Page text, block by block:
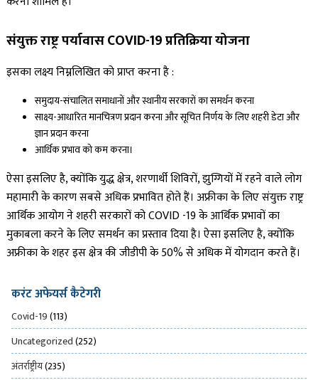
संयुक्त राष्ट्र पर्यावास COVID-19 प्रतिक्रिया योजना
इसका लक्ष्य निम्नलिखित को प्राप्त करना है :
समुदाय-संचालित समाधानों और स्थानीय सरकारों का समर्थन करना
साक्ष्य-आधारित मानचित्रण प्रदान करना और सूचित निर्णय के लिए शहरी डेटा और
ज्ञान प्रदान करना
आर्थिक प्रभाव को कम करना।
ऐसा इसलिए है, क्योंकि युद्ध क्षेत्र, शरणार्थी शिविरों, झुग्गियों में रहने वाले लोग
महामारी के कारण सबसे अधिक प्रभावित होते हैं। अफ्रीका के लिए संयुक्त राष्ट्र
आर्थिक आयोग ने शहरी सरकारों को COVID -19 के आर्थिक प्रभावों का
मुकाबला करने के लिए समर्थन का प्रस्ताव दिया है। ऐसा इसलिए है, क्योंकि
अफ्रीका के शहर इस क्षेत्र की जीडीपी के 50% से अधिक में योगदान करते हैं।
करंट अफेयर्स कैटेगरी
Covid-19(113)
Uncategorized(252)
अंतर्राष्ट्रीय(235)